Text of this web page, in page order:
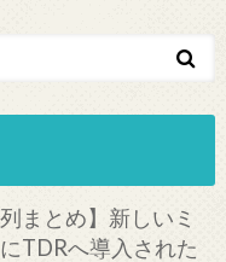
まとめ】新しいミ
TDRへ導入された